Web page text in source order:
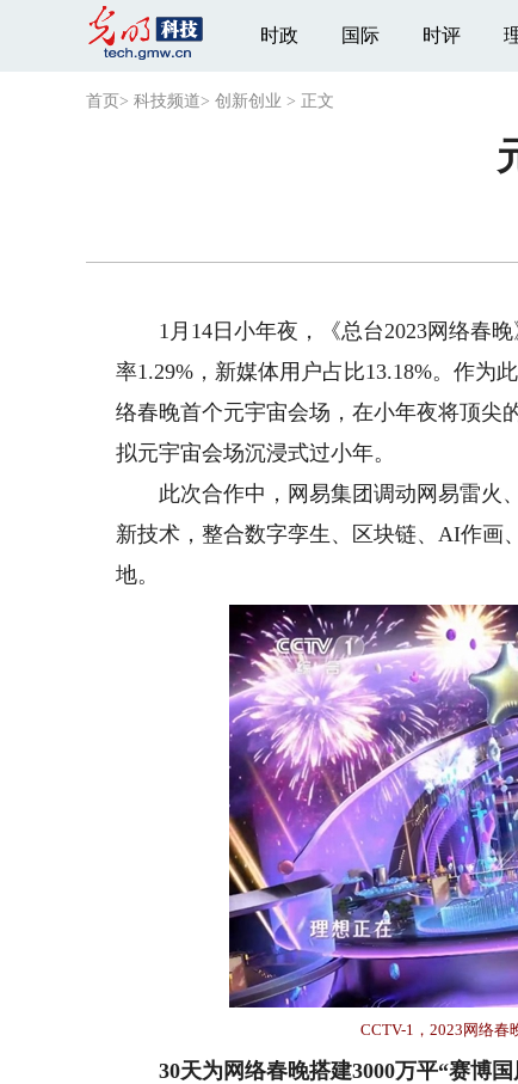
时政 国际 时评
首页 > 科技频道> 创新创业 > 正文
1月14日小年夜，《总台2023网络春晚
率1.29%，新媒体用户占比13.18%。作为
络春晚首个元宇宙会场，在小年夜将顶尖
拟元宇宙会场沉浸式过小年。
此次合作中，网易集团调动网易雷火、
新技术，整合数字孪生、区块链、AI作画
地。
CCTV-1，2023网络春
30天为网络春晚搭建3000万平“赛博国